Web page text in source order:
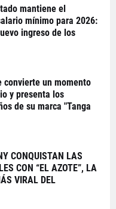
mantiene el
mínimo para 2026:
ingreso de los
convierte un momento
y presenta los
de su marca "Tanga
CONQUISTAN LAS
CON “EL AZOTE”, LA
VIRAL DEL